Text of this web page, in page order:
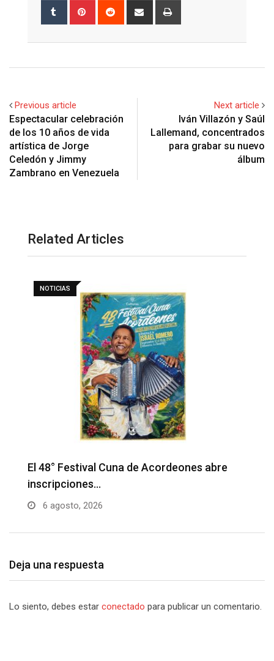
Tumblr Pinterest Reddit
Share
Previous article
Espectacular celebración
de los 10 años de vida
artística de Jorge
Celedón y Jimmy
Zambrano en Venezuela
Next article
Iván Villazón y Saúl
Lallemand, concentrados
para grabar su nuevo
álbum
Related Articles
NOTICIAS
Barranquilla realizará el concierto ‘Capital
de la Patria…
6 agosto, 2026
Deja una respuesta
Lo siento, debes estar conectado para publicar un comentario.